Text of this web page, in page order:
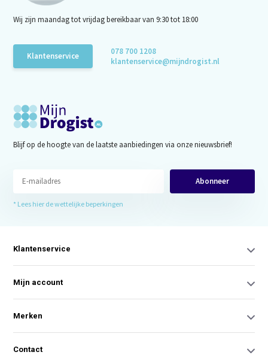
Wij zijn maandag tot vrijdag bereikbaar van 9:30 tot 18:00
Klantenservice
078 700 1208
klantenservice@mijndrogist.nl
Blijf op de hoogte van de laatste aanbiedingen via onze nieuwsbrief!
Abonneer
* Lees hier de wettelijke beperkingen
Klantenservice
Mijn account
Merken
Contact